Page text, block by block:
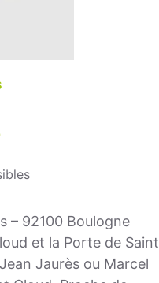
– 92100 Boulogne
et la Porte de Saint
Jaurès ou Marcel